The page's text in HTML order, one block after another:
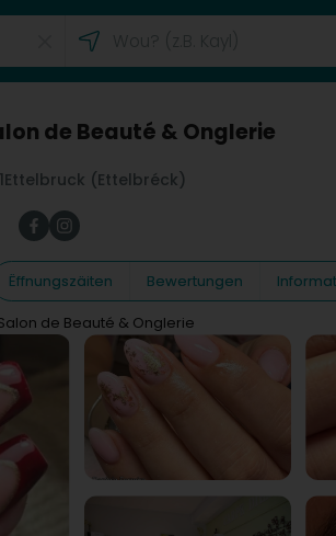
de Beauté & Onglerie
Ettelbruck (Ettelbréck)
Ëffnungszäiten Bewertungen
de Beauté & Onglerie